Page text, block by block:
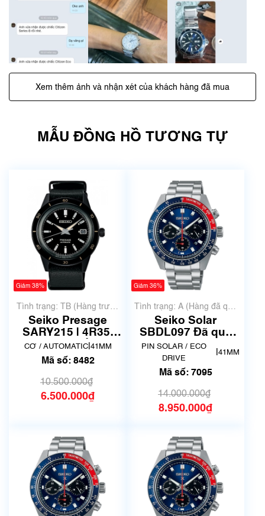
Xem thêm ảnh và nhận xét của khách hàng đã mua
MẪU ĐỒNG HỒ TƯƠNG TỰ
Giảm 38%
Tình trạng: TB (Hàng trưng
bày, thanh lý)
Seiko Presage
SARY215 | 4R35-
05G0 | Mã số 8482
CƠ / AUTOMATIC| 41MM
Mã số: 8482
10.500.000₫
6.500.000₫
Giảm 36%
Tình trạng: A (Hàng đã qua
sử dụng nhưng rất đẹp,
không có xước)
Seiko Solar
SBDL097 Đã qua
sử dụng - MS 7095
PIN SOLAR / ECO
DRIVE
41MM
Mã số: 7095
14.000.000₫
8.950.000₫